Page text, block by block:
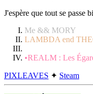
J'espère que tout se passe
Me && MORY
LAMBDA end
•REALM : Les
PIXLEAVES ✦ Steam
Haut